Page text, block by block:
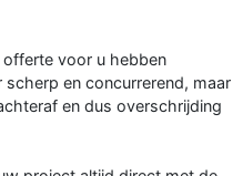
offerte voor u hebben
en concurrerend, maar
en dus overschrijding